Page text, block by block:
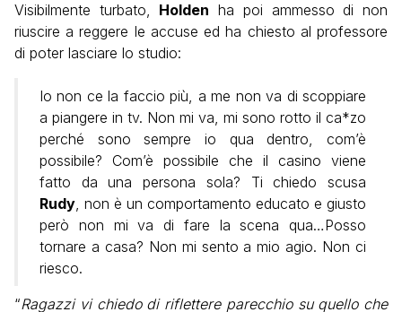
Visibilmente turbato, Holden ha poi ammesso di non
riuscire a reggere le accuse ed ha chiesto al professore
di poter lasciare lo studio:
Io non ce la faccio più, a me non va di scoppiare
a piangere in tv. Non mi va, mi sono rotto il ca*zo
perché sono sempre io qua dentro, com’è
possibile? Com’è possibile che il casino viene
fatto da una persona sola? Ti chiedo scusa
Rudy, non è un comportamento educato e giusto
però non mi va di fare la scena qua…Posso
tornare a casa? Non mi sento a mio agio. Non ci
riesco.
“Ragazzi vi chiedo di riflettere parecchio su quello che